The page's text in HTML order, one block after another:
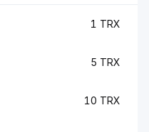
1 TRX
5 TRX
10 TRX